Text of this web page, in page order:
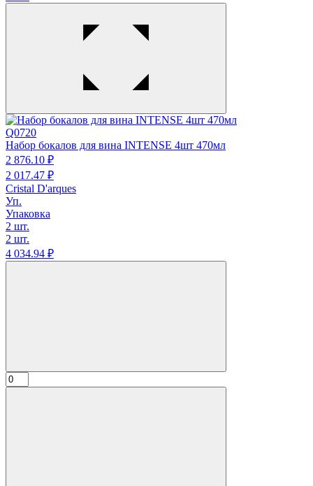
Q0720
Набор бокалов для вина INTENSE 4шт 470мл
2 876.10 ₽
2 017.47 ₽
Cristal D'arques
Уп.
Упаковка
2 шт.
2 шт.
4 034.94 ₽